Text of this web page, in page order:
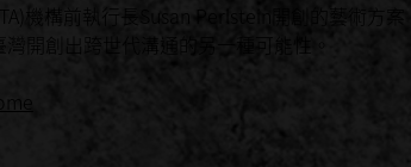
機構前執行長Susan Perlstein開創的藝術方案，
開創出跨世代溝通的另一種可能性。